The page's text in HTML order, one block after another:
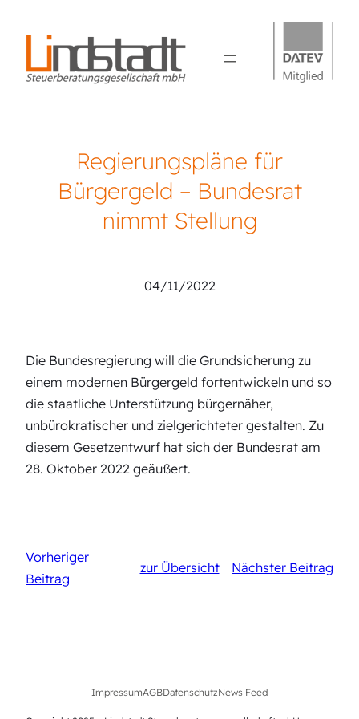
Regierungspläne für
Bürgergeld – Bundesrat
nimmt Stellung
04/11/2022
Die Bundesregierung will die Grundsicherung zu
einem modernen Bürgergeld fortentwickeln und so
die staatliche Unterstützung bürgernäher,
unbürokratischer und zielgerichteter gestalten. Zu
diesem Gesetzentwurf hat sich der Bundesrat am
28. Oktober 2022 geäußert.
Vorheriger
Beitrag
zur Übersicht Nächster Beitrag
ImpressumAGBDatenschutzNews Feed